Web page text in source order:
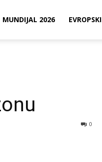
MUNDIJAL 2026 EVROPSKI
0